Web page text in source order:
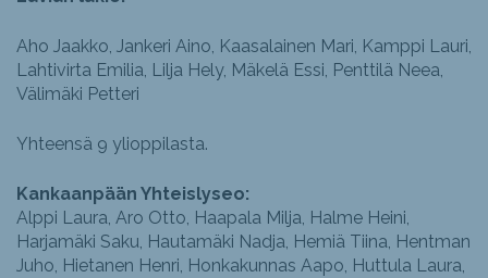
Aho Jaakko, Jankeri Aino, Kaasalainen Mari, Kamppi Lauri,
Lahtivirta Emilia, Lilja Hely, Mäkelä Essi, Penttilä Neea,
Välimäki Petteri
Yhteensä 9 ylioppilasta.
Kankaanpään Yhteislyseo:
Alppi Laura, Aro Otto, Haapala Milja, Halme Heini,
Harjamäki Saku, Hautamäki Nadja, Hemiä Tiina, Hentman
Juho, Hietanen Henri, Honkakunnas Aapo, Huttula Laura,